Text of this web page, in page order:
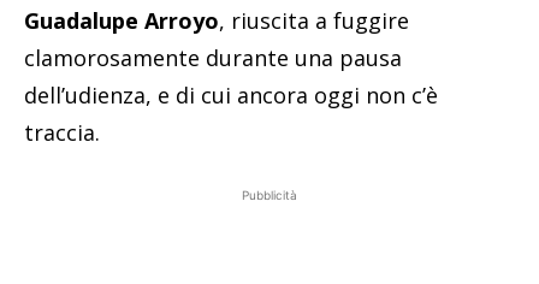
Guadalupe Arroyo, riuscita a fuggire
clamorosamente durante una pausa
dell’udienza, e di cui ancora oggi non c’è
traccia.
Pubblicità